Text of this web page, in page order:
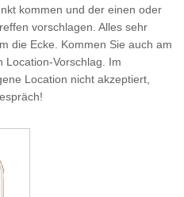
kommen und der einen oder
vorschlagen. Alles sehr
die Ecke. Kommen Sie auch am
Location-Vorschlag. Im
Location nicht akzeptiert,